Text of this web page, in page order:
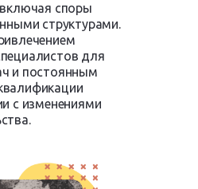
споры
структурами.
для
и постоянным
с изменениями